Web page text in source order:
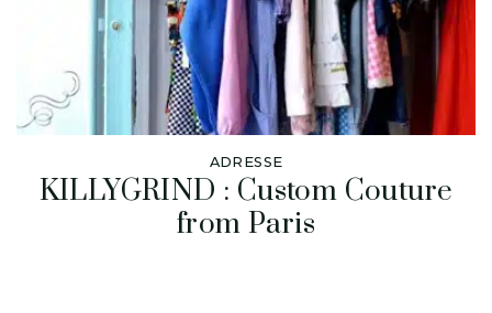
ADRESSE
KILLYGRIND : Custom Couture
from Paris